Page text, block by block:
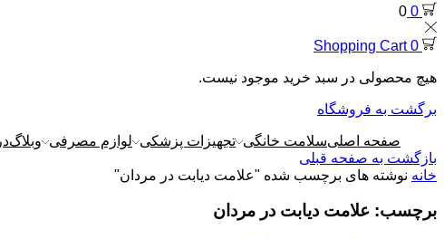
0
0
0
Shopping Cart
هیچ محصولی در سبد خرید موجود نیست.
برگشت به فروشگاه
صفحه اصلیسلامت خانگی تجهیزات پزشکی لوازم مصرفی وبلاگ
بازگشت به صفحه قبلی
خانه نوشته های برچسب شده "علامت دیابت در مردان"
برچسب: علامت دیابت در مردان